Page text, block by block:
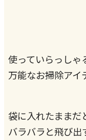
使っていらっしゃ
万能なお掃除アイ
袋に入れたままだ
バラバラと飛び出